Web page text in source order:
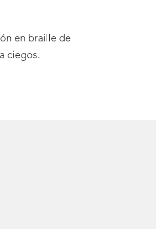
en braille de
ciegos.